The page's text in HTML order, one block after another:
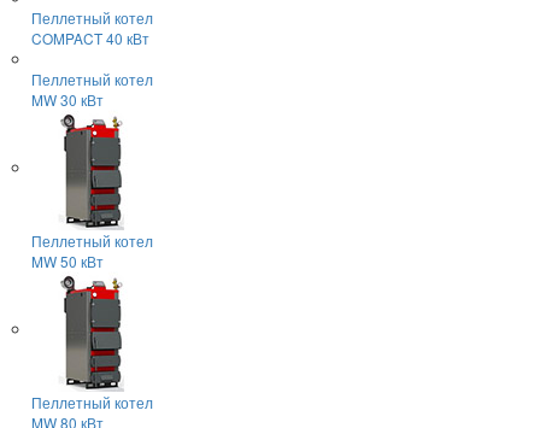
Пеллетный котел
COMPACT 40 кВт
Пеллетный котел
MW 30 кВт
Пеллетный котел
MW 50 кВт
Пеллетный котел
MW 80 кВт